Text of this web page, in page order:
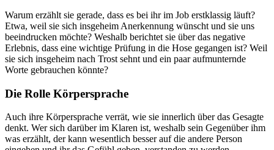
Warum erzählt sie gerade, dass es bei ihr im Job erstklassig läuft?
Etwa, weil sie sich insgeheim Anerkennung wünscht und sie uns
beeindrucken möchte? Weshalb berichtet sie über das negative
Erlebnis, dass eine wichtige Prüfung in die Hose gegangen ist? Weil
sie sich insgeheim nach Trost sehnt und ein paar aufmunternde
Worte gebrauchen könnte?
Die Rolle Körpersprache
Auch ihre Körpersprache verrät, wie sie innerlich über das Gesagte
denkt. Wer sich darüber im Klaren ist, weshalb sein Gegenüber ihm
was erzählt, der kann wesentlich besser auf die andere Person